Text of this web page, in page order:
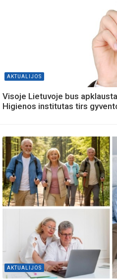
AKTUALIJOS
Visoje Lietuvoje bus
Higienos institutas tirs
AKTUALIJOS